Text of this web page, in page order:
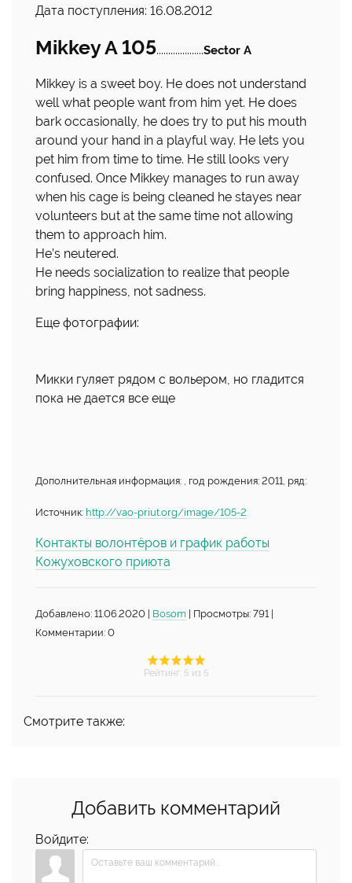
Дата поступления: 16.08.2012
Mikkey A 105....................Sector A
Mikkey is a sweet boy. He does not understand
well what people want from him yet. He does
bark occasionally, he does try to put his mouth
around your hand in a playful way. He lets you
pet him from time to time. He still looks very
confused. Once Mikkey manages to run away
when his cage is being cleaned he stayes near
volunteers but at the same time not allowing
them to approach him.
He’s neutered.
He needs socialization to realize that people
bring happiness, not sadness.
Еще фотографии:
Микки гуляет рядом с вольером, но гладится
пока не дается все еще
Дополнительная информация: , год рождения: 2011, ряд:
Источник: http://vao-priut.org/image/105-2
Контакты волонтёров и график работы
Кожуховского приюта
Добавлено: 11.06.2020 | Bosom | Просмотры: 791 |
Комментарии: 0
Рейтинг: 5 из 5
Смотрите также:
Добавить комментарий
Войдите: